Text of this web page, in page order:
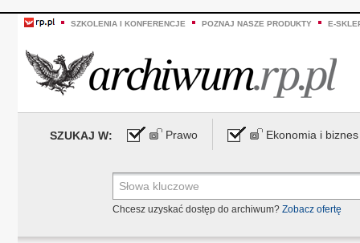
SZKOLENIA I KONFERENCJE POZNAJ NASZE PRODUKTY E-
SZUKAJ W: Prawo Ekonomia i biznes
Chcesz uzyskać dostęp do archiwum? Zobacz ofertę